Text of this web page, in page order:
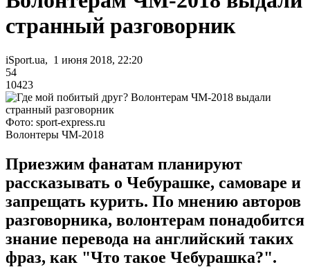
странный разговорник
iSport.ua, 1 июня 2018, 22:20
54
10423
Фото: sport-express.ru
Волонтеры ЧМ-2018
Приезжим фанатам планируют
рассказывать о Чебурашке, самоваре и
запрещать курить. По мнению авторов
разговорника, волонтерам понадобится
знание перевода на английский таких
фраз, как "Что такое Чебурашка?".